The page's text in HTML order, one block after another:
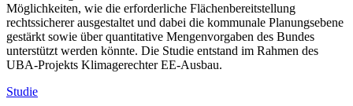
Möglichkeiten, wie die erforderliche Flächenbereitstellung
rechtssicherer ausgestaltet und dabei die kommunale Planungsebene
gestärkt sowie über quantitative Mengenvorgaben des Bundes
unterstützt werden könnte. Die Studie entstand im Rahmen des
UBA-Projekts Klimagerechter EE-Ausbau.
Studie